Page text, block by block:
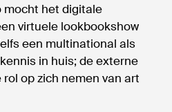
mocht het digitale
virtuele lookbookshow
een multinational als
in huis; de externe
op zich nemen van art